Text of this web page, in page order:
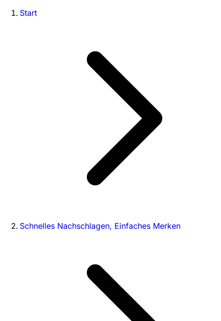
Start
Schnelles Nachschlagen, Einfaches Merken